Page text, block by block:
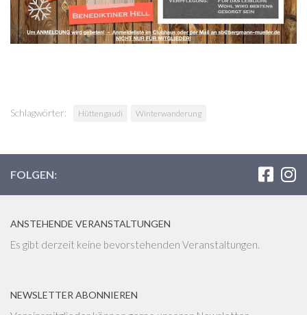
Schlagwörter: Hüttengaudi Winterwanderung
FOLGEN:
ANSTEHENDE VERANSTALTUNGEN
Es gibt derzeit keine bevorstehenden Veranstaltungen.
NEWSLETTER ABONNIEREN